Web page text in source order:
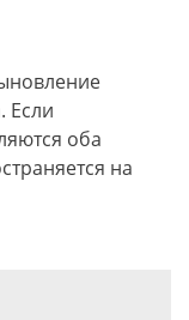
Если
оба
на